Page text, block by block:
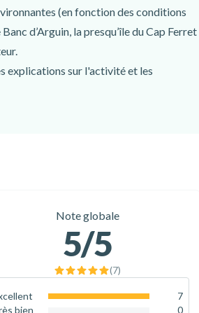
(en fonction des conditions
d’Arguin, la presqu’île du Cap Ferret
explications sur l'activité et les
de votre moniteur (en fonction des
pour plus de plaisir.
votre moniteur pour en savoir plus sur le
Note globale
5/5
(7)
7
bien
0